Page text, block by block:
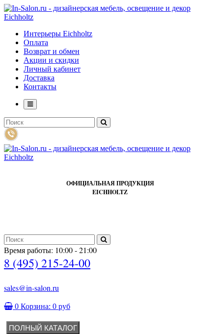
Интерьеры Eichholtz
Оплата
Возврат и обмен
Акции и скидки
Личный кабинет
Доставка
Контакты
ОФИЦИАЛЬНАЯ ПРОДУКЦИЯ
EICHHOLTZ
Время работы: 10:00 - 21:00
8 (495) 215-24-00
sales@in-salon.ru
0 Корзина: 0 руб
ПОЛНЫЙ КАТАЛОГ